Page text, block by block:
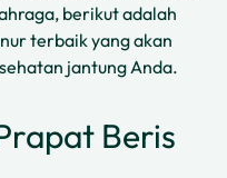
berikut adalah
terbaik yang akan
jantung Anda.
Beris